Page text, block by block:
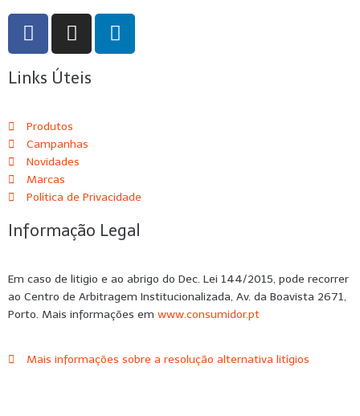
Links Úteis
Produtos
Campanhas
Novidades
Marcas
Política de Privacidade
Informação Legal
Em caso de litigio e ao abrigo do Dec. Lei 144/2015, pode recorrer
ao Centro de Arbitragem Institucionalizada, Av. da Boavista 2671,
Porto. Mais informações em www.consumidor.pt
Mais informações sobre a resolução alternativa litígios